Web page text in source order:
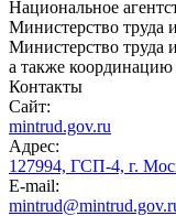
Национальное
Министерство труда
Министерство труда
а также
Контакты
Сайт:
mintrud.gov.ru
Адрес:
127994, ГСП-4, г.
E-mail: